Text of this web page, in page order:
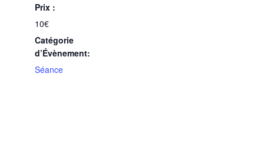
Prix :
10€
Catégorie
d’Évènement:
Séance